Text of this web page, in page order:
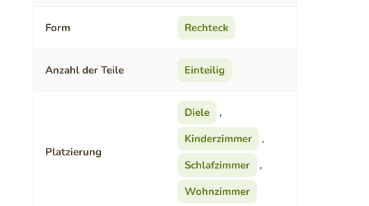
Form Rechteck
Anzahl der Teile Einteilig
Platzierung
Diele
,
Kinderzimmer
,
Schlafzimmer
,
Wohnzimmer